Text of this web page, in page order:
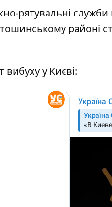
рятувальні служби
районі
у Києві: